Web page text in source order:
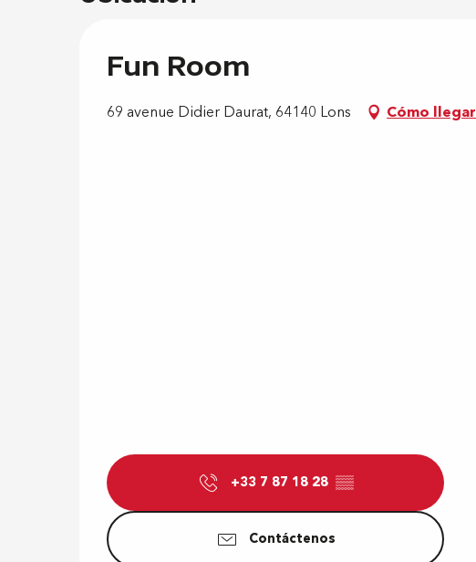
Fun Room
69 avenue Didier Daurat, 64140 Lons Cómo llegar
+33 7 87 18 28 ▒▒
Contáctenos